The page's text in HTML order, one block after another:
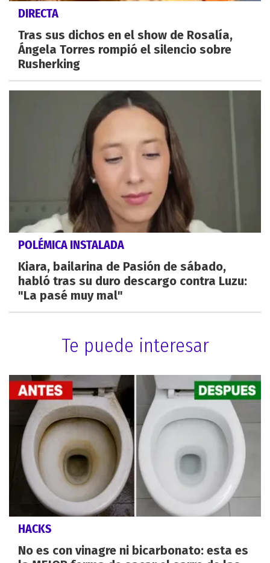
DIRECTA
Tras sus dichos en el show de Rosalía,
Ángela Torres rompió el silencio sobre
Rusherking
POLÉMICA INSTALADA
Kiara, bailarina de Pasión de sábado,
habló tras su duro descargo contra Luzu:
"La pasé muy mal"
Te puede interesar
HACKS
No es con vinagre ni bicarbonato: esta es